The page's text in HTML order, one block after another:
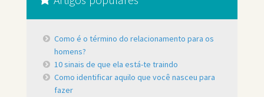
Como é o término do relacionamento para os
homens?
10 sinais de que ela está-te traindo
Como identificar aquilo que você nasceu para
fazer